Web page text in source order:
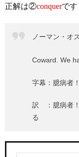
正解は②conquerです
ノーマン・オ
Coward. We
字幕：臆病者
訳 ：臆病者
る